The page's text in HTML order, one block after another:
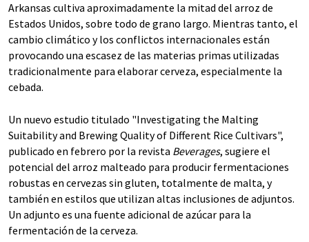
Arkansas cultiva aproximadamente la mitad del arroz de
Estados Unidos, sobre todo de grano largo. Mientras tanto, el
cambio climático y los conflictos internacionales están
provocando una escasez de las materias primas utilizadas
tradicionalmente para elaborar cerveza, especialmente la
cebada.
Un nuevo estudio titulado "Investigating the Malting
Suitability and Brewing Quality of Different Rice Cultivars",
publicado en febrero por la revista Beverages, sugiere el
potencial del arroz malteado para producir fermentaciones
robustas en cervezas sin gluten, totalmente de malta, y
también en estilos que utilizan altas inclusiones de adjuntos.
Un adjunto es una fuente adicional de azúcar para la
fermentación de la cerveza.